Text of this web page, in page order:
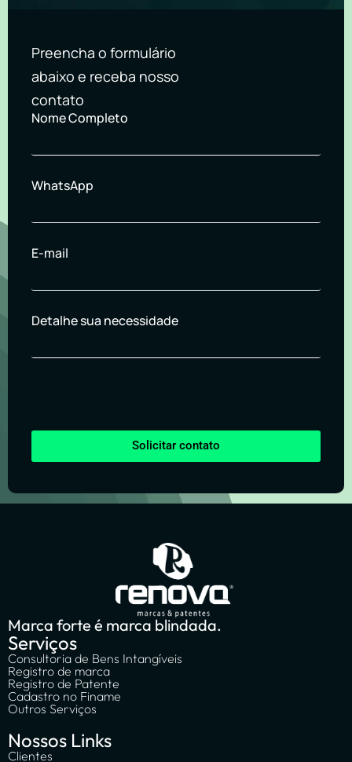
Preencha o formulário
abaixo e receba nosso
contato
Nome Completo
WhatsApp
E-mail
Detalhe sua necessidade
Solicitar contato
Marca forte é marca blindada.
Serviços
Consultoria de Bens Intangíveis
Registro de marca
Registro de Patente
Cadastro no Finame
Outros Serviços
Nossos Links
Clientes